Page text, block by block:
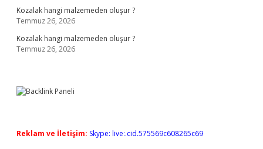
Kozalak hangi malzemeden oluşur ?
Temmuz 26, 2026
Kozalak hangi malzemeden oluşur ?
Temmuz 26, 2026
Reklam ve İletişim: Skype: live:.cid.575569c608265c69